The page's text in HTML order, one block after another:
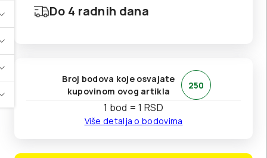
Do 4 radnih dana
Broj bodova koje osvajate
kupovinom ovog artikla
250
1 bod = 1 RSD
Više detalja o bodovima